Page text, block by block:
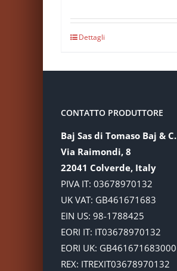
Dettagli
CONTATTO PRODUTTORE
Baj Sas di Tomaso Baj & C.
Via Raimondi, 8
22041 Colverde, Italy
PIVA IT: 03678970132
UK VAT: GB461671683
EIN US: 98-1788425
EORI IT: IT03678970132
EORI UK: GB461671683000
REX: ITREXIT03678970132